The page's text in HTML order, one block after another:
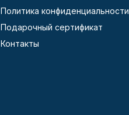
Политика конфиденциальности
Подарочный сертификат
Контакты